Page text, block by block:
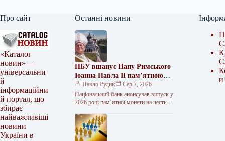
Про сайт
«Каталог
новин» —
універсальни
й
інформаційни
й портал, що
збирає
найважливіші
новини
України в
Останні новини
НБУ вшанує Папу Римського
Іоанна Павла ІІ пам’ятною
монетою
Павло Рудик
Сер 7, 2026
Національний банк анонсував випуск у
2026 році пам’ятної монети на честь
історичного візиту…
и